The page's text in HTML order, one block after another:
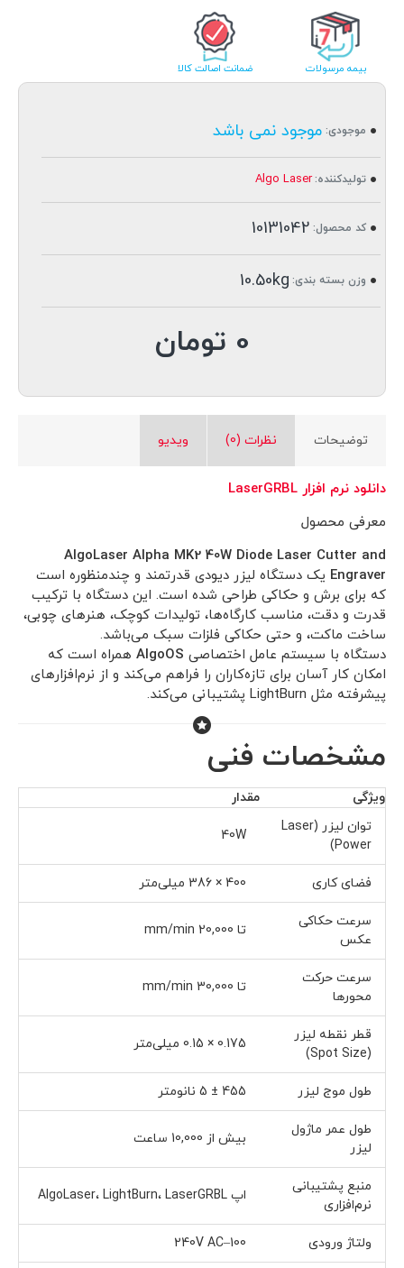
بیمه مرسولات ضمانت اصالت کالا
0 تومان
موجودی: موجود نمی باشد
تولیدکننده: Algo Laser
کد محصول: 10131042
وزن بسته بندی: 10.50kg
توضیحات نظرات (0) ویدیو
دانلود نرم افزار LaserGRBL
معرفی محصول
AlgoLaser Alpha MK2 40W Diode Laser Cutter and
Engraver یک دستگاه لیزر دیودی قدرتمند و چندمنظوره است
که برای برش و حکاکی طراحی شده است. این دستگاه با ترکیب
قدرت و دقت، مناسب کارگاه‌ها، تولیدات کوچک، هنرهای چوبی،
ساخت ماکت، و حتی حکاکی فلزات سبک می‌باشد.
دستگاه با سیستم عامل اختصاصی AlgoOS همراه است که
امکان کار آسان برای تازه‌کاران را فراهم می‌کند و از نرم‌افزارهای
پیشرفته مثل LightBurn پشتیبانی می‌کند.
مشخصات فنی
ویژگی
مقدار
توان لیزر (Laser
Power)
40W
فضای کاری 400 × 386 میلی‌متر
سرعت حکاکی
عکس
تا 20,000 mm/min
سرعت حرکت
محورها
تا 30,000 mm/min
قطر نقطه لیزر
(Spot Size)
0.175 × 0.15 میلی‌متر
طول موج لیزر 455 ± 5 نانومتر
طول عمر ماژول
لیزر
بیش از 10,000 ساعت
منبع پشتیبانی
نرم‌افزاری
اپ AlgoLaser، LightBurn، LaserGRBL
ولتاژ ورودی 100–240V AC